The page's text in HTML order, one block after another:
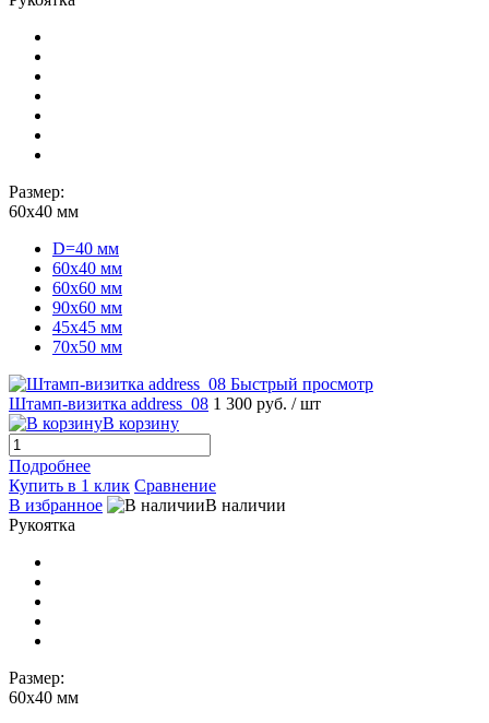
Размер:
60х40 мм
D=40 мм
60х40 мм
60х60 мм
90х60 мм
45х45 мм
70х50 мм
Быстрый просмотр
Штамп-визитка address_08 1 300 руб. / шт
В корзину
Подробнее
Купить в 1 клик Сравнение
В избранное
В наличии
Рукоятка
Размер:
60х40 мм